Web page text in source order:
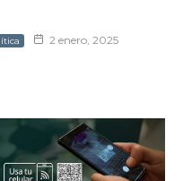
2 enero, 2025